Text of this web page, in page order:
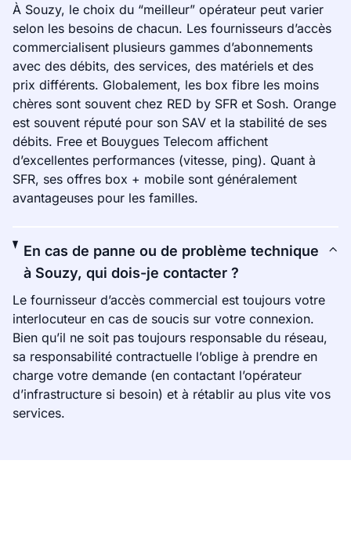
À Souzy, le choix du “meilleur” opérateur peut varier
selon les besoins de chacun. Les fournisseurs d’accès
commercialisent plusieurs gammes d’abonnements
avec des débits, des services, des matériels et des
prix différents. Globalement, les box fibre les moins
chères sont souvent chez RED by SFR et Sosh. Orange
est souvent réputé pour son SAV et la stabilité de ses
débits. Free et Bouygues Telecom affichent
d’excellentes performances (vitesse, ping). Quant à
SFR, ses offres box + mobile sont généralement
avantageuses pour les familles.
En cas de panne ou de problème technique
à Souzy, qui dois-je contacter ?
Le fournisseur d’accès commercial est toujours votre
interlocuteur en cas de soucis sur votre connexion.
Bien qu’il ne soit pas toujours responsable du réseau,
sa responsabilité contractuelle l’oblige à prendre en
charge votre demande (en contactant l’opérateur
d’infrastructure si besoin) et à rétablir au plus vite vos
services.